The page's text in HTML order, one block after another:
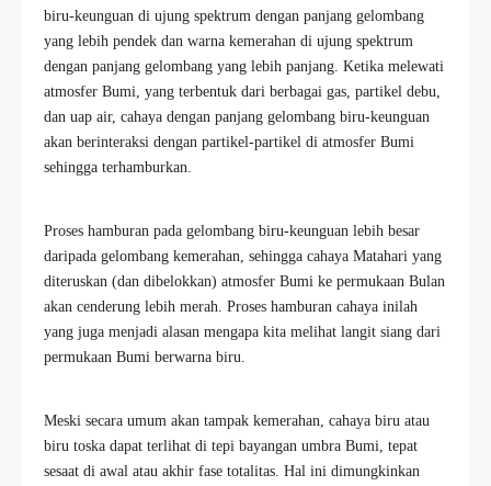
biru-keunguan di ujung spektrum dengan panjang gelombang
yang lebih pendek dan warna kemerahan di ujung spektrum
dengan panjang gelombang yang lebih panjang. Ketika melewati
atmosfer Bumi, yang terbentuk dari berbagai gas, partikel debu,
dan uap air, cahaya dengan panjang gelombang biru-keunguan
akan berinteraksi dengan partikel-partikel di atmosfer Bumi
sehingga terhamburkan.
Proses hamburan pada gelombang biru-keunguan lebih besar
daripada gelombang kemerahan, sehingga cahaya Matahari yang
diteruskan (dan dibelokkan) atmosfer Bumi ke permukaan Bulan
akan cenderung lebih merah. Proses hamburan cahaya inilah
yang juga menjadi alasan mengapa kita melihat langit siang dari
permukaan Bumi berwarna biru.
Meski secara umum akan tampak kemerahan, cahaya biru atau
biru toska dapat terlihat di tepi bayangan umbra Bumi, tepat
sesaat di awal atau akhir fase totalitas. Hal ini dimungkinkan